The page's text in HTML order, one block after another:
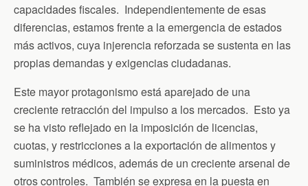
capacidades fiscales. Independientemente de esas
diferencias, estamos frente a la emergencia de estados
más activos, cuya injerencia reforzada se sustenta en las
propias demandas y exigencias ciudadanas.
Este mayor protagonismo está aparejado de una
creciente retracción del impulso a los mercados. Esto ya
se ha visto reflejado en la imposición de licencias,
cuotas, y restricciones a la exportación de alimentos y
suministros médicos, además de un creciente arsenal de
otros controles. También se expresa en la puesta en